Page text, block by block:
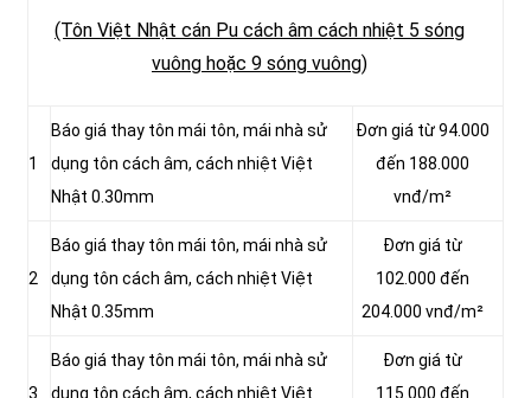
(Tôn Việt Nhật cán Pu cách âm cách nhiệt 5 sóng
vuông hoặc 9 sóng vuông)
1
Báo giá thay tôn mái tôn, mái nhà sử
dụng tôn cách âm, cách nhiệt Việt
Nhật 0.30mm
Đơn giá từ 94.000
đến 188.000
vnđ/m²
2
Báo giá thay tôn mái tôn, mái nhà sử
dụng tôn cách âm, cách nhiệt Việt
Nhật 0.35mm
Đơn giá từ
102.000 đến
204.000 vnđ/m²
3
Báo giá thay tôn mái tôn, mái nhà sử
dụng tôn cách âm, cách nhiệt Việt
Đơn giá từ
115.000 đến